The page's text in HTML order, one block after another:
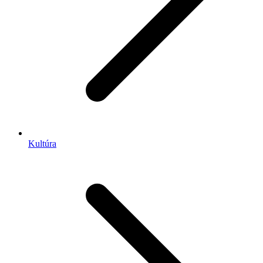
Kultúra